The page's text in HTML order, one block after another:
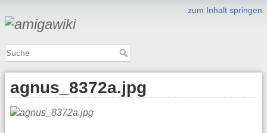
zum Inhalt springen
agnus_8372a.jpg